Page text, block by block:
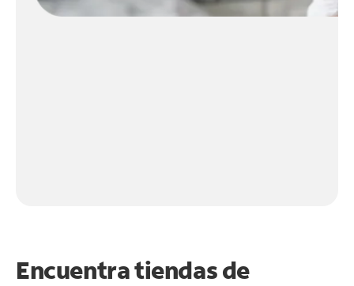
Encuentra tiendas de